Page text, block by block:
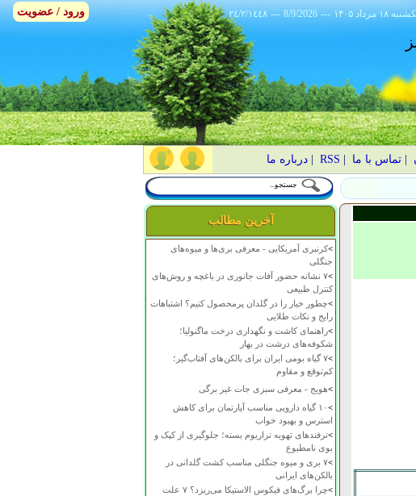
٢٤/٢/١٤٤٨ --- 8/9/2026 --- يکشنبه ۱۸ مرداد
|تماس با ما RSS
|درباره ما
آخرین مطالب
>کرنبری آمریکایی - معرفی بری‌ها و میوه‌های
جنگلی
>
۷ نشانه حضور آفات جانوری در باغچه و روش‌های
کنترل طبیعی
>چطور خیار را در گلدان پرمحصول کنیم؟ اشتباهات
رایج و نکات طلایی
>راهنمای کاشت و نگهداری درخت ماگنولیا؛
شکوفه‌های درشت در بهار
>
۷ گیاه بومی ایران برای بالکن‌های آفتاب‌گیر؛
کم‌توقع و مقاوم
>هویج - معرفی سبزی جات غیر برگی
>
۱۰ گیاه دارویی مناسب آپارتمان برای کاهش
استرس و بهبود خواب
>ترفندهای تهویه تراریوم بسته؛ جلوگیری از کپک و
بوی نامطبوع
>
۷ بری و میوه جنگلی مناسب کشت گلدانی در
بالکن‌های ایرانی
>
چرا برگ‌های فیکوس الاستیکا می‌ریزد؟ ۷ علت
ورود / عضویت